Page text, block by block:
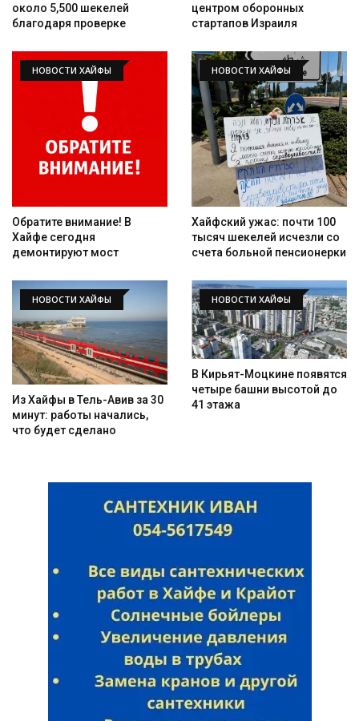
около 5,500 шекелей
благодаря проверке
центром оборонных
стартапов Израиля
НОВОСТИ ХАЙФЫ
Обратите внимание! В
Хайфе сегодня
демонтируют мост
НОВОСТИ ХАЙФЫ
Хайфский ужас: почти 100
тысяч шекелей исчезли со
счета больной пенсионерки
НОВОСТИ ХАЙФЫ
Из Хайфы в Тель-Авив за 30
минут: работы начались,
что будет сделано
НОВОСТИ ХАЙФЫ
В Кирьят-Моцкине появятся
четыре башни высотой до
41 этажа